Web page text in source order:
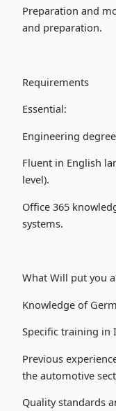
Preparation and
and preparation.
Requirements
Essential:
Engineering
Fluent in English
level).
Office 365
systems.
What Will put you
Knowledge of
Specific training in
Previous
the automotive
Quality standards